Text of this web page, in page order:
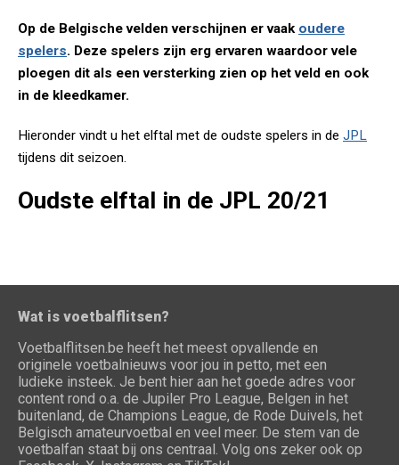
Op de Belgische velden verschijnen er vaak oudere
spelers. Deze spelers zijn erg ervaren waardoor vele
ploegen dit als een versterking zien op het veld en ook
in de kleedkamer.
Hieronder vindt u het elftal met de oudste spelers in de JPL
tijdens dit seizoen.
Oudste elftal in de JPL 20/21
Wat is voetbalflitsen?
Voetbalflitsen.be heeft het meest opvallende en
originele voetbalnieuws voor jou in petto, met een
ludieke insteek. Je bent hier aan het goede adres voor
content rond o.a. de Jupiler Pro League, Belgen in het
buitenland, de Champions League, de Rode Duivels, het
Belgisch amateurvoetbal en veel meer. De stem van de
voetbalfan staat bij ons centraal. Volg ons zeker ook op